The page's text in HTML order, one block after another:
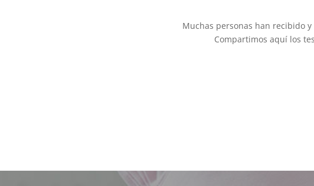
Muchas personas han recibido
Compartimos aquí los